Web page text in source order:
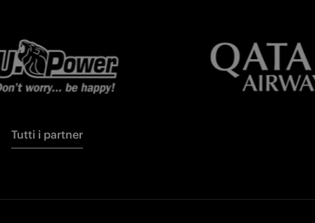
Tutti i partner